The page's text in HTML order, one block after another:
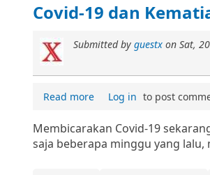
Covid-19 dan
Submitted by guestx on Sat,
Read more Log in to post
Membicarakan Covid-19
saja beberapa minggu yang